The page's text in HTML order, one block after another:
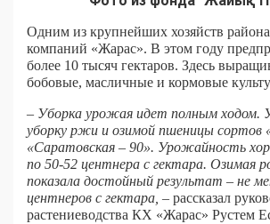
Одним из крупнейших хозяйств района
компаний «Жарас». В этом году
более 10 тысяч гектаров. Здесь
бобовые, масличные и кормовые
– Уборка урожая идет полным ходом.
уборку ржи и озимой пшеницы сортов
«Саратовская – 90». Урожайность
по 50-52 центнера с гектара. Озимая
показала достойный результат – не
центнеров с гектара, – рассказал
растениеводства КХ «Жарас» Рустем